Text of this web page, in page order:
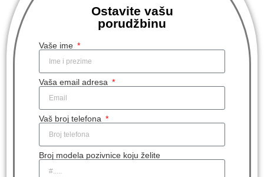
Ostavite vašu
porudžbinu
Vaše ime
Vaša email adresa
Vaš broj telefona
Broj modela pozivnice koju želite